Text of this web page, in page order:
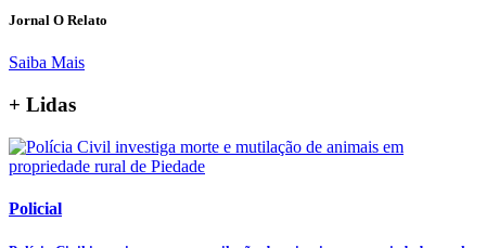
Jornal O Relato
Saiba Mais
+ Lidas
Policial